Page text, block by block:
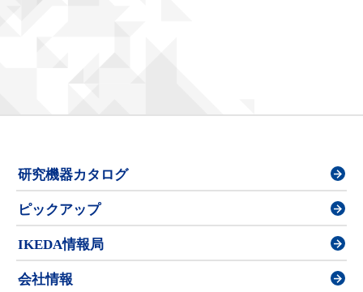
研究機器カタログ
ピックアップ
IKEDA情報局
会社情報